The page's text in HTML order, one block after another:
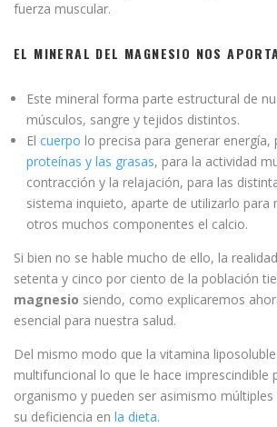
fuerza muscular.
EL MINERAL DEL MAGNESIO NOS
Este mineral forma parte estructural de
músculos, sangre y tejidos distintos.
El cuerpo lo precisa para generar energía,
proteínas y las grasas, para la actividad
contracción y la relajación, para las
sistema inquieto, aparte de utilizarlo para
otros muchos componentes el calcio.
Si bien no se hable mucho de ello, la
setenta y cinco por ciento de la población
magnesio siendo, como explicaremos
esencial para nuestra salud.
Del mismo modo que la vitamina
multifuncional lo que le hace imprescindible
organismo y pueden ser asimismo
su deficiencia en la dieta.